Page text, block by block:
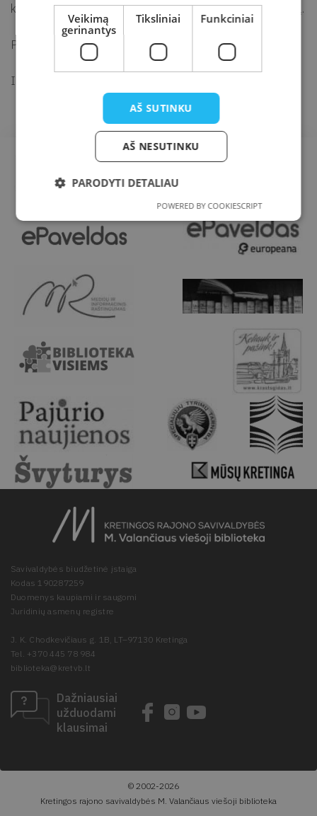
kalbamės apie mus jungiančius dalykus – knygas ir skaitymą.
Prisijunk!
Informacija ir registracija el. p.
Savivaldybės biudžetinė įstaiga
Kodas 190287259
Duomenys kaupiami ir saugomi
Juridinių asmenų registre
J. K. Chodkevičiaus g. 1B, LT–97130 Kretinga
Tel. +370 445 78 984
biblioteka@kretvb.lt
Dažniausiai
užduodami
klausimai
© 2002-2026
Kretingos rajono savivaldybės M. Valančiaus viešoji biblioteka
Veikimą
gerinantys
Tiksliniai Funkciniai
AŠ SUTINKU
AŠ NESUTINKU
PARODYTI DETALIAU
POWERED BY COOKIESCRIPT